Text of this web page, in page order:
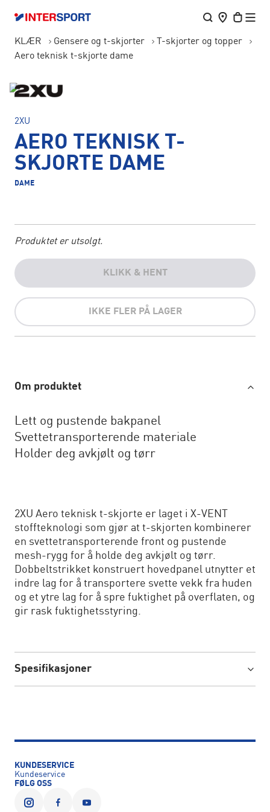
KLÆR Gensere og t-skjorter
T-skjorter og topper
Aero teknisk t-skjorte dame
2XU
AERO TEKNISK T-
SKJORTE DAME
DAME
Produktet er utsolgt.
KLIKK & HENT
IKKE FLER PÅ LAGER
Om produktet
Lett og pustende bakpanel
Svettetransporterende materiale
Holder deg avkjølt og tørr
2XU Aero teknisk t-skjorte er laget i X-VENT
stoffteknologi som gjør at t-skjorten kombinerer
en svettetransporterende front og pustende
mesh-rygg for å holde deg avkjølt og tørr.
Dobbeltstrikket konstruert hovedpanel utnytter et
indre lag for å transportere svette vekk fra huden
og et ytre lag for å spre fuktighet på overflaten, og
gir rask fuktighetsstyring.
Spesifikasjoner
KUNDESERVICE
Kundeservice
FØLG OSS